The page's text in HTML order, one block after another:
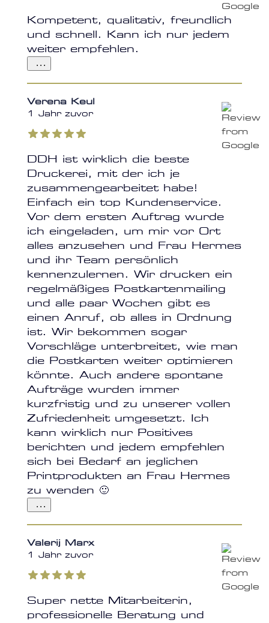
Kompetent, qualitativ, freundlich
und schnell. Kann ich nur jedem
weiter empfehlen.
...
Verena Keul
1 Jahr zuvor
DDH ist wirklich die beste
Druckerei, mit der ich je
zusammengearbeitet habe!
Einfach ein top Kundenservice.
Vor dem ersten Auftrag wurde
ich eingeladen, um mir vor Ort
alles anzusehen und Frau Hermes
und ihr Team persönlich
kennenzulernen. Wir drucken ein
regelmäßiges Postkartenmailing
und alle paar Wochen gibt es
einen Anruf, ob alles in Ordnung
ist. Wir bekommen sogar
Vorschläge unterbreitet, wie man
die Postkarten weiter optimieren
könnte. Auch andere spontane
Aufträge wurden immer
kurzfristig und zu unserer vollen
Zufriedenheit umgesetzt. Ich
kann wirklich nur Positives
berichten und jedem empfehlen
sich bei Bedarf an jeglichen
Printprodukten an Frau Hermes
zu wenden 🙂
...
Valerij Marx
1 Jahr zuvor
Super nette Mitarbeiterin,
professionelle Beratung und